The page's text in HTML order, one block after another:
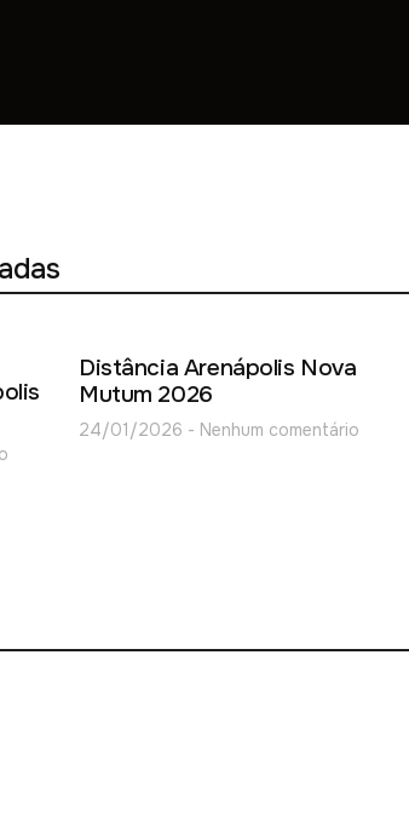
Distância Arenápolis Nova
Mutum 2026
24/01/2026 Nenhum comentário